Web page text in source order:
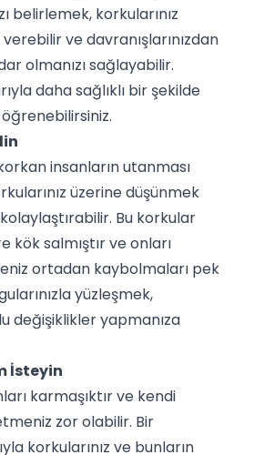
belirlemek, korkularınız
ve davranışlarınızdan
olmanızı sağlayabilir.
daha sağlıklı bir şekilde
insanların utanması
üzerine düşünmek
Bu korkular
kök salmıştır ve onları
ortadan kaybolmaları pek
yüzleşmek,
değişiklikler yapmanıza
İsteyin
karmaşıktır ve kendi
zor olabilir. Bir
korkularınız ve bunların